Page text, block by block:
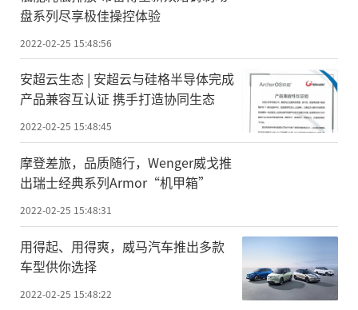
盘系列尽享极佳操控体验
2022-02-25 15:48:56
安超云生态 | 安超云与硅格半导体完成
产品兼容互认证 携手打造协同生态
2022-02-25 15:48:45
摩登差旅，品质随行，Wenger威戈推
出瑞士经典系列Armor“机甲箱”
2022-02-25 15:48:31
用得起、用得爽，威马汽车推出多款
车型供你选择
2022-02-25 15:48:22